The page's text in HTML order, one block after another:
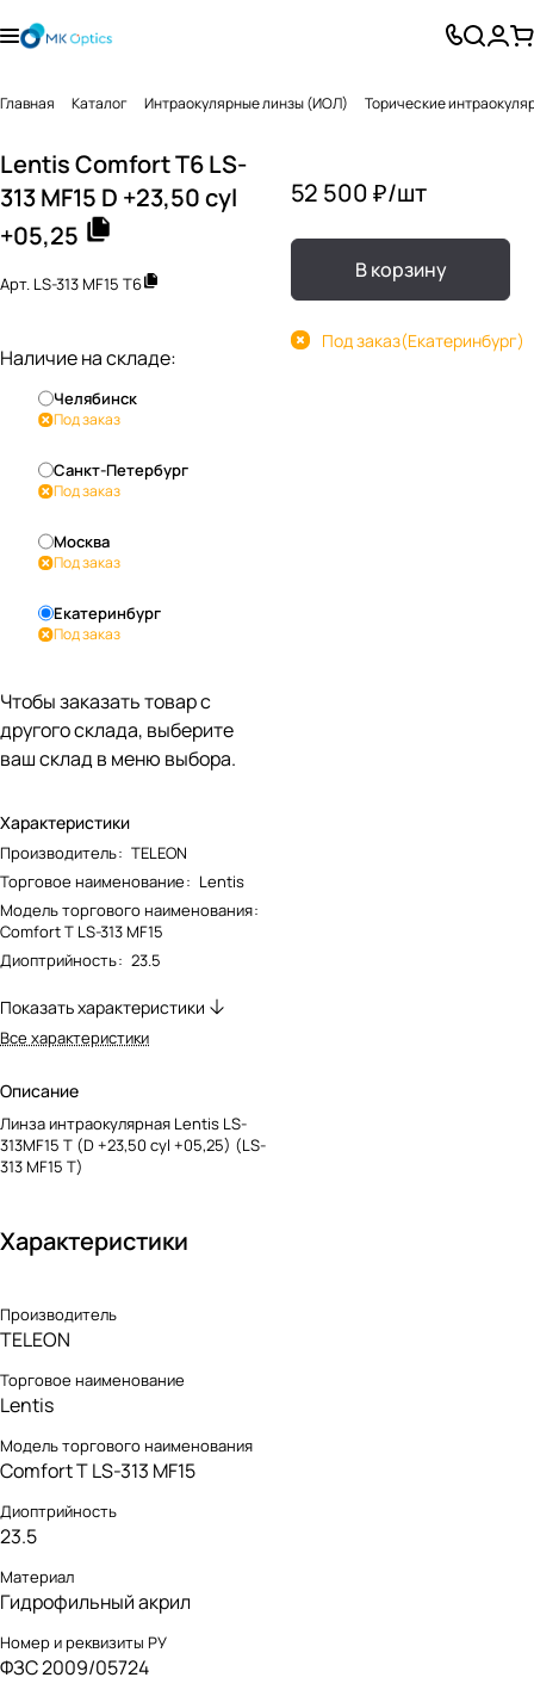
Главная Каталог Интраокулярные линзы (ИОЛ) Торические
Lentis Comfort T6 LS-
313 MF15 D +23,50 cyl
+05,25
Арт. LS-313 MF15 T6
Наличие на складе:
Челябинск
Под заказ
Санкт-Петербург
Под заказ
Москва
Под заказ
Екатеринбург
Под заказ
Чтобы заказать товар с
другого склада, выберите
ваш склад в меню выбора.
Характеристики
Производитель: TELEON
Торговое наименование: Lentis
Модель торгового наименования:
Comfort T LS-313 MF15
Диоптрийность: 23.5
Показать характеристики
Все характеристики
Описание
Линза интраокулярная Lentis LS-
313MF15 T (D +23,50 cyl +05,25) (LS-
313 MF15 T)
52 500 ₽/шт
В корзину
Под заказ(Екатеринбург)
Характеристики
Производитель
TELEON
Торговое наименование
Lentis
Модель торгового наименования
Comfort T LS-313 MF15
Диоптрийность
23.5
Материал
Гидрофильный акрил
Номер и реквизиты РУ
ФЗС 2009/05724